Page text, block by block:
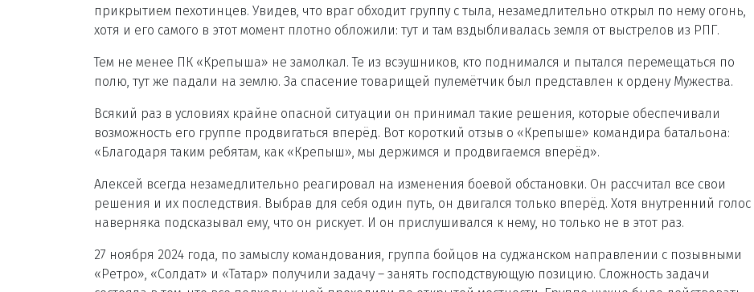
прикрытием пехотинцев. Увидев, что враг обходит группу с тыла, незамедлительно открыл по нему огонь,
хотя и его самого в этот момент плотно обложили: тут и там вздыбливалась земля от выстрелов из РПГ.
Тем не менее ПК «Крепыша» не замолкал. Те из всэушников, кто поднимался и пытался перемещаться по
полю, тут же падали на землю. За спасение товарищей пулемётчик был представлен к ордену Мужества.
Всякий раз в условиях крайне опасной ситуации он принимал такие решения, которые обеспечивали
возможность его группе продвигаться вперёд. Вот короткий отзыв о «Крепыше» командира батальона:
«Благодаря таким ребятам, как «Крепыш», мы держимся и продвигаемся вперёд».
Алексей всегда незамедлительно реагировал на изменения боевой обстановки. Он рассчитал все свои
решения и их последствия. Выбрав для себя один путь, он двигался только вперёд. Хотя внутренний голос
наверняка подсказывал ему, что он рискует. И он прислушивался к нему, но только не в этот раз.
27 ноября 2024 года, по замыслу командования, группа бойцов на суджанском направлении с позывными
«Ретро», «Солдат» и «Татар» получили задачу – занять господствующую позицию. Сложность задачи